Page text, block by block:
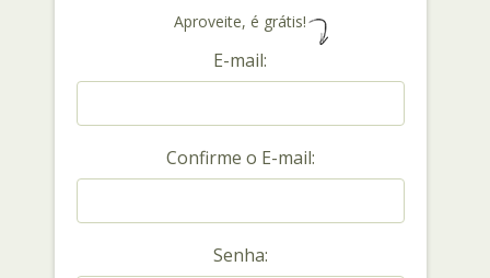
Aproveite, é grátis!
E-mail:
Confirme o E-mail:
Senha: